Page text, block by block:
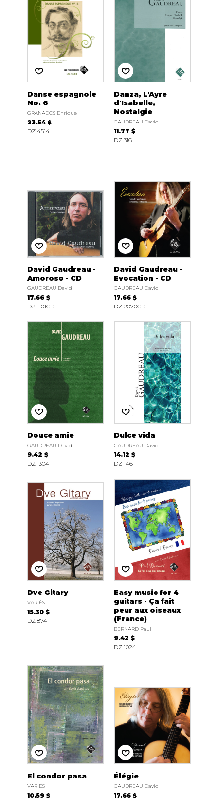
Danse espagnole
No. 6
GRANADOS Enrique
23.54 $
DZ 4514
Danza, L'Ayre
d'Isabelle,
Nostalgie
GAUDREAU David
11.77 $
DZ 316
David Gaudreau -
Amoroso - CD
GAUDREAU David
17.66 $
DZ 1101CD
David Gaudreau -
Evocation - CD
GAUDREAU David
17.66 $
DZ 2070CD
Douce amie
GAUDREAU David
9.42 $
DZ 1304
Dulce vida
GAUDREAU David
14.12 $
DZ 1461
Dve Gitary
VARIÉS
15.30 $
DZ 874
Easy music for 4
guitars - Ça fait
peur aux oiseaux
(France)
BERNARD Paul
9.42 $
DZ 1024
El condor pasa
VARIÉS
10.59 $
Élégie
GAUDREAU David
17.66 $